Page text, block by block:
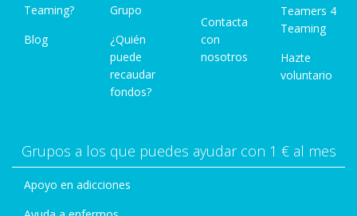
Teaming?
Blog
Grupo
¿Quién
puede
recaudar
fondos?
Contacta
con
nosotros
Teamers 4
Teaming
Hazte
voluntario
Grupos a los que puedes ayudar con 1 € al mes
Apoyo en adicciones